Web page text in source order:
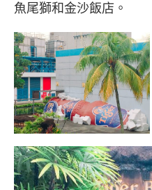
魚尾獅和金沙飯店。